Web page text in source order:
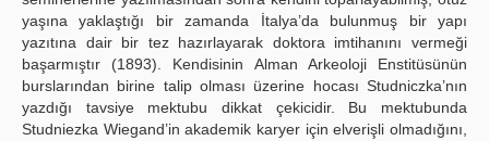
yaşına yaklaştığı bir zamanda İtalya’da bulunmuş bir yapı
yazıtına dair bir tez hazırlayarak doktora imtihanını vermeği
başarmıştır (1893). Kendisinin Alman Arkeoloji Enstitüsünün
burslarından birine talip olması üzerine hocası Studniczka’nın
yazdığı tavsiye mektubu dikkat çekicidir. Bu mektubunda
Studniezka Wiegand’in akademik karyer için elverişli olmadığını,